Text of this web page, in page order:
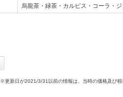
烏龍茶・緑茶・カルピス・コーラ・
※更新日が2021/3/31以前の情報は、当時の価格及び税